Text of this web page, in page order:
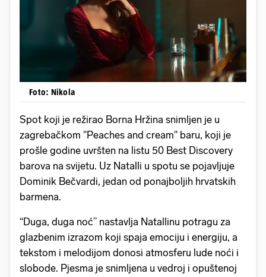
Foto: Nikola
Spot koji je režirao Borna Hržina snimljen je u
zagrebačkom "Peaches and cream" baru, koji je
prošle godine uvršten na listu 50 Best Discovery
barova na svijetu. Uz Natalli u spotu se pojavljuje
Dominik Bečvardi, jedan od ponajboljih hrvatskih
barmena.
“Duga, duga noć” nastavlja Natallinu potragu za
glazbenim izrazom koji spaja emociju i energiju, a
tekstom i melodijom donosi atmosferu lude noći i
slobode. Pjesma je snimljena u vedroj i opuštenoj